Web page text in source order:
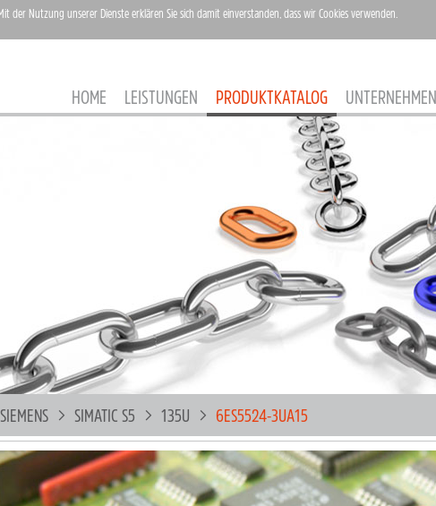
HOME LEISTUNGEN PRODUKTKATALOG UNTERNEHMEN
SIEMENS SIMATIC S5 135U 6ES5524-3UA15
der Nutzung unserer Dienste erklären Sie sich damit einverstanden, dass wir Cookies verwenden.